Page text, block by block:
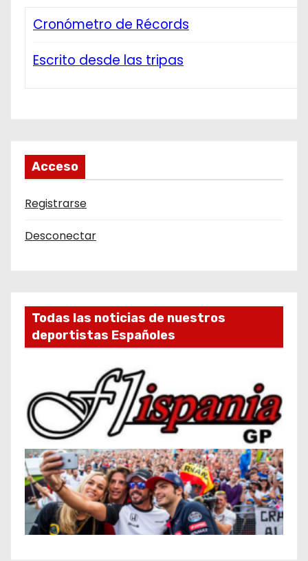
Cronómetro de Récords
Escrito desde las tripas
Acceso
Registrarse
Desconectar
Todas las noticias de nuestros
deportistas Españoles